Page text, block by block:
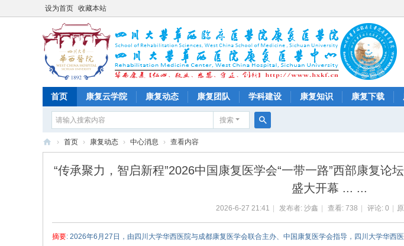
设为首页 收藏本站
首页 康复云学院 康复动态 康复团队 学科建设 康复知识 康复下载
搜索
索
› 首页 › 康复动态 › 中心消息 › 查看内容
“传承聚力，智启新程”2026中国康复医学会“一带一路”西部康复论
盛大开幕 ... ...
2026-6-27 21:41 发布者: 沙鑫 查看: 738 评论: 0
摘要: 2026年6月27日，由四川大学华西医院与成都康复医学会联合主办、中国康复医学会指导，四川大学华西